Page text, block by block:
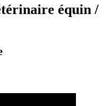
équin /